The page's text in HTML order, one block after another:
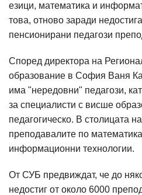
езици, математика и
това, отново заради
пенсионирани педагози
Според директора на
образование в София Ваня
има "нередовни" педагози,
за специалисти с висше
педагогическо. В столицата
преподавалите по
информационни технологии.
От СУБ предвиждат, че до
недостиг от около 6000